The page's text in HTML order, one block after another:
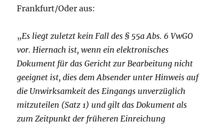
Frankfurt/Oder aus:
„Es liegt zuletzt kein Fall des § 55a Abs. 6 VwGO
vor. Hiernach ist, wenn ein elektronisches
Dokument für das Gericht zur Bearbeitung nicht
geeignet ist, dies dem Absender unter Hinweis auf
die Unwirksamkeit des Eingangs unverzüglich
mitzuteilen (Satz 1) und gilt das Dokument als
zum Zeitpunkt der früheren Einreichung